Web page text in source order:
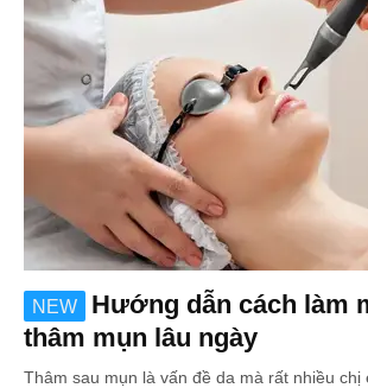
NEW
Hướng dẫn cách làm
thâm mụn lâu ngày
Thâm sau mụn là vấn đề da mà rất nhiều chị